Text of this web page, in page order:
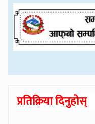
प्रतिक्रिया दिनुहोस्